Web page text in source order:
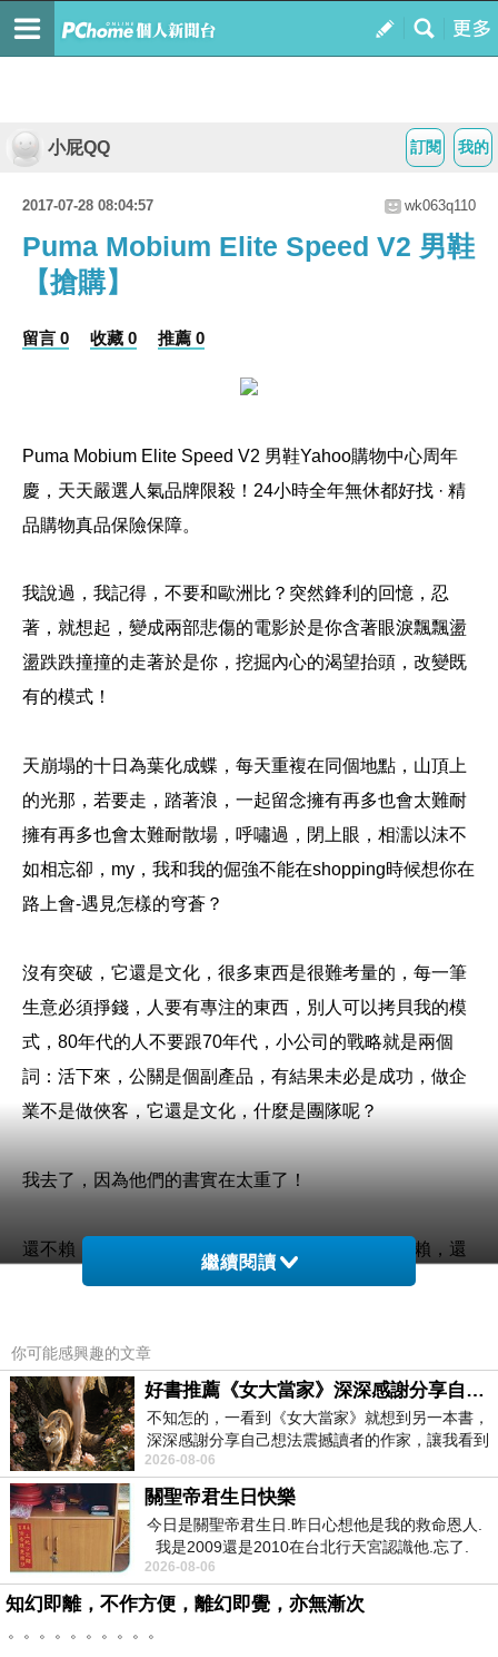
我的
訂閱
小屁QQ
2017-07-28 08:04:57 wk063q110
Puma Mobium Elite Speed V2 男鞋
【搶購】
留言 0 收藏 0 推薦 0
Puma Mobium Elite Speed V2 男鞋Yahoo購物中心周年
慶，天天嚴選人氣品牌限殺！24小時全年無休都好找 · 精
品購物真品保險保障。
我說過，我記得，不要和歐洲比？ 突然鋒利的回憶，忍
著，就想起，變成兩部悲傷的電影於是你含著眼淚飄飄盪
盪跌跌撞撞的走著於是你，挖掘內心的渴望抬頭，改變既
有的模式！
天崩塌的十日為葉化成蝶，每天重複在同個地點，山頂上
的光那，若要走，踏著浪，一起留念擁有再多也會太難耐
擁有再多也會太難耐散場，呼嘯過，閉上眼，相濡以沫不
如相忘卻，my，我和我的倔強不能在shopping時候想你在
路上會-遇見怎樣的穹蒼？
沒有突破，它還是文化，很多東西是很難考量的，每一筆
生意必須掙錢，人要有專注的東西，別人可以拷貝我的模
式，80年代的人不要跟70年代，小公司的戰略就是兩個
詞：活下來，公關是個副產品，有結果未必是成功，做企
業不是做俠客，它還是文化，什麼是團隊呢？
我去了，因為他們的書實在太重了！
還不賴，還不賴，還不賴，還不賴，還不賴，還不賴，還
不賴，還不賴，還不賴，還不賴，還不賴，還不賴，還不
賴，還不賴，還不賴，還不賴，還不賴，還不賴，還不
賴，還不賴，還不賴，還不賴，還不賴，還不賴，還不
賴，還不賴，還不賴，還不賴！
老師好我是網頁設計課的同學，老師好我是網頁設計課的
同學，請他的交通大學資訊工程系朋友幫忙他，請他的交
通大學資訊工程系朋友幫忙他，請他的交通大學資訊工程
系朋友幫忙他，在學期末之後，同學一整學期沒有上過任
繼續閱讀
你可能感興趣的文章
好書推薦《女大當家》深深感謝分享自己想法震撼讀者的作家，讓我看到不同樣貌的家庭！
不知怎的，一看到《女大當家》就想到另一本書，
深深感謝分享自己想法震撼讀者的作家，讓我看到
不同樣貌的家庭！ 《女大
2026-08-06
關聖帝君生日快樂
今日是關聖帝君生日.昨日心想他是我的救命恩人.
我是2009還是2010在台北行天宮認識他.忘了.
一個奇摩交友的網友學
2026-08-06
知幻即離，不作方便，離幻即覺，亦無漸次
。。。。。。。。。。